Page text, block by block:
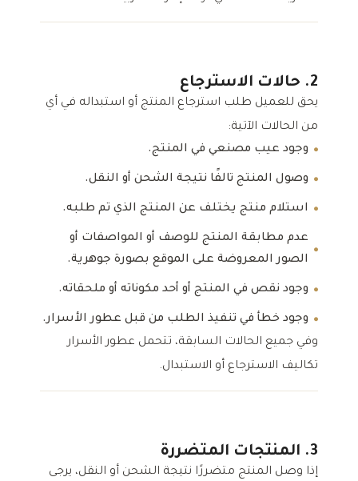
2. حالات الاسترجاع
يحق للعميل طلب استرجاع المنتج أو استبداله في أي
من الحالات الآتية:
وجود عيب مصنعي في المنتج.
وصول المنتج تالفًا نتيجة الشحن أو النقل.
استلام منتج يختلف عن المنتج الذي تم طلبه.
عدم مطابقة المنتج للوصف أو المواصفات أو
الصور المعروضة على الموقع بصورة جوهرية.
وجود نقص في المنتج أو أحد مكوناته أو ملحقاته.
وجود خطأ في تنفيذ الطلب من قبل عطور الأسرار.
وفي جميع الحالات السابقة، تتحمل عطور الأسرار
تكاليف الاسترجاع أو الاستبدال.
3. المنتجات المتضررة
إذا وصل المنتج متضررًا نتيجة الشحن أو النقل، يرجى